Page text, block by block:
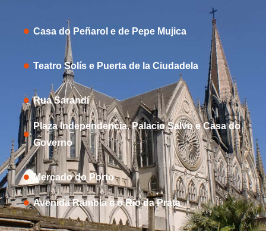
Casa do Peñarol e de Pepe Mujica
Teatro Solís e Puerta de la Ciudadela
Rua Sarandí
Plaza Independencia, Palacio Salvo e Casa do
Governo
Mercado do Porto
Avenida Rambla e o Rio da Prata